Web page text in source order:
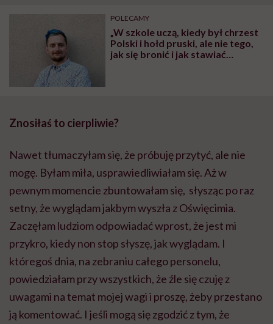
POLECAMY
„W szkole uczą, kiedy był chrzest
Polski i hołd pruski, ale nie tego,
jak się bronić i jak stawiać
Znosiłaś to cierpliwie?
Nawet tłumaczyłam się, że próbuję przytyć, ale nie
mogę. Byłam miła, usprawiedliwiałam się. Aż w
pewnym momencie zbuntowałam się, słysząc po raz
setny, że wyglądam jakbym wyszła z Oświęcimia.
Zaczęłam ludziom odpowiadać wprost, że jest mi
przykro, kiedy non stop słyszę, jak wyglądam. I
któregoś dnia, na zebraniu całego personelu,
powiedziałam przy wszystkich, że źle się czuję z
uwagami na temat mojej wagi i proszę, żeby przestano
ją komentować. I jeśli mogą się zgodzić z tym, że